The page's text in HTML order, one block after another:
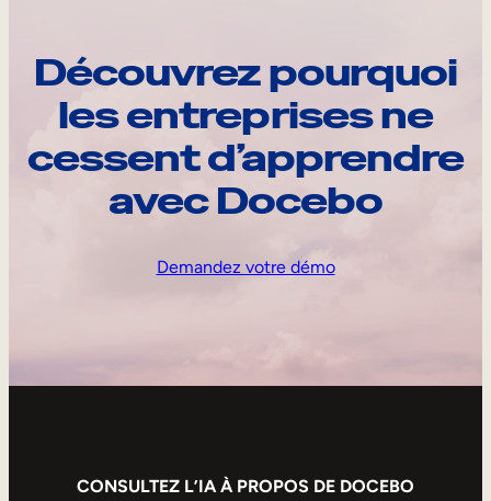
Découvrez pourquoi
les entreprises ne
cessent d’apprendre
avec Docebo
Demandez votre démo
CONSULTEZ L’IA À PROPOS DE DOCEBO